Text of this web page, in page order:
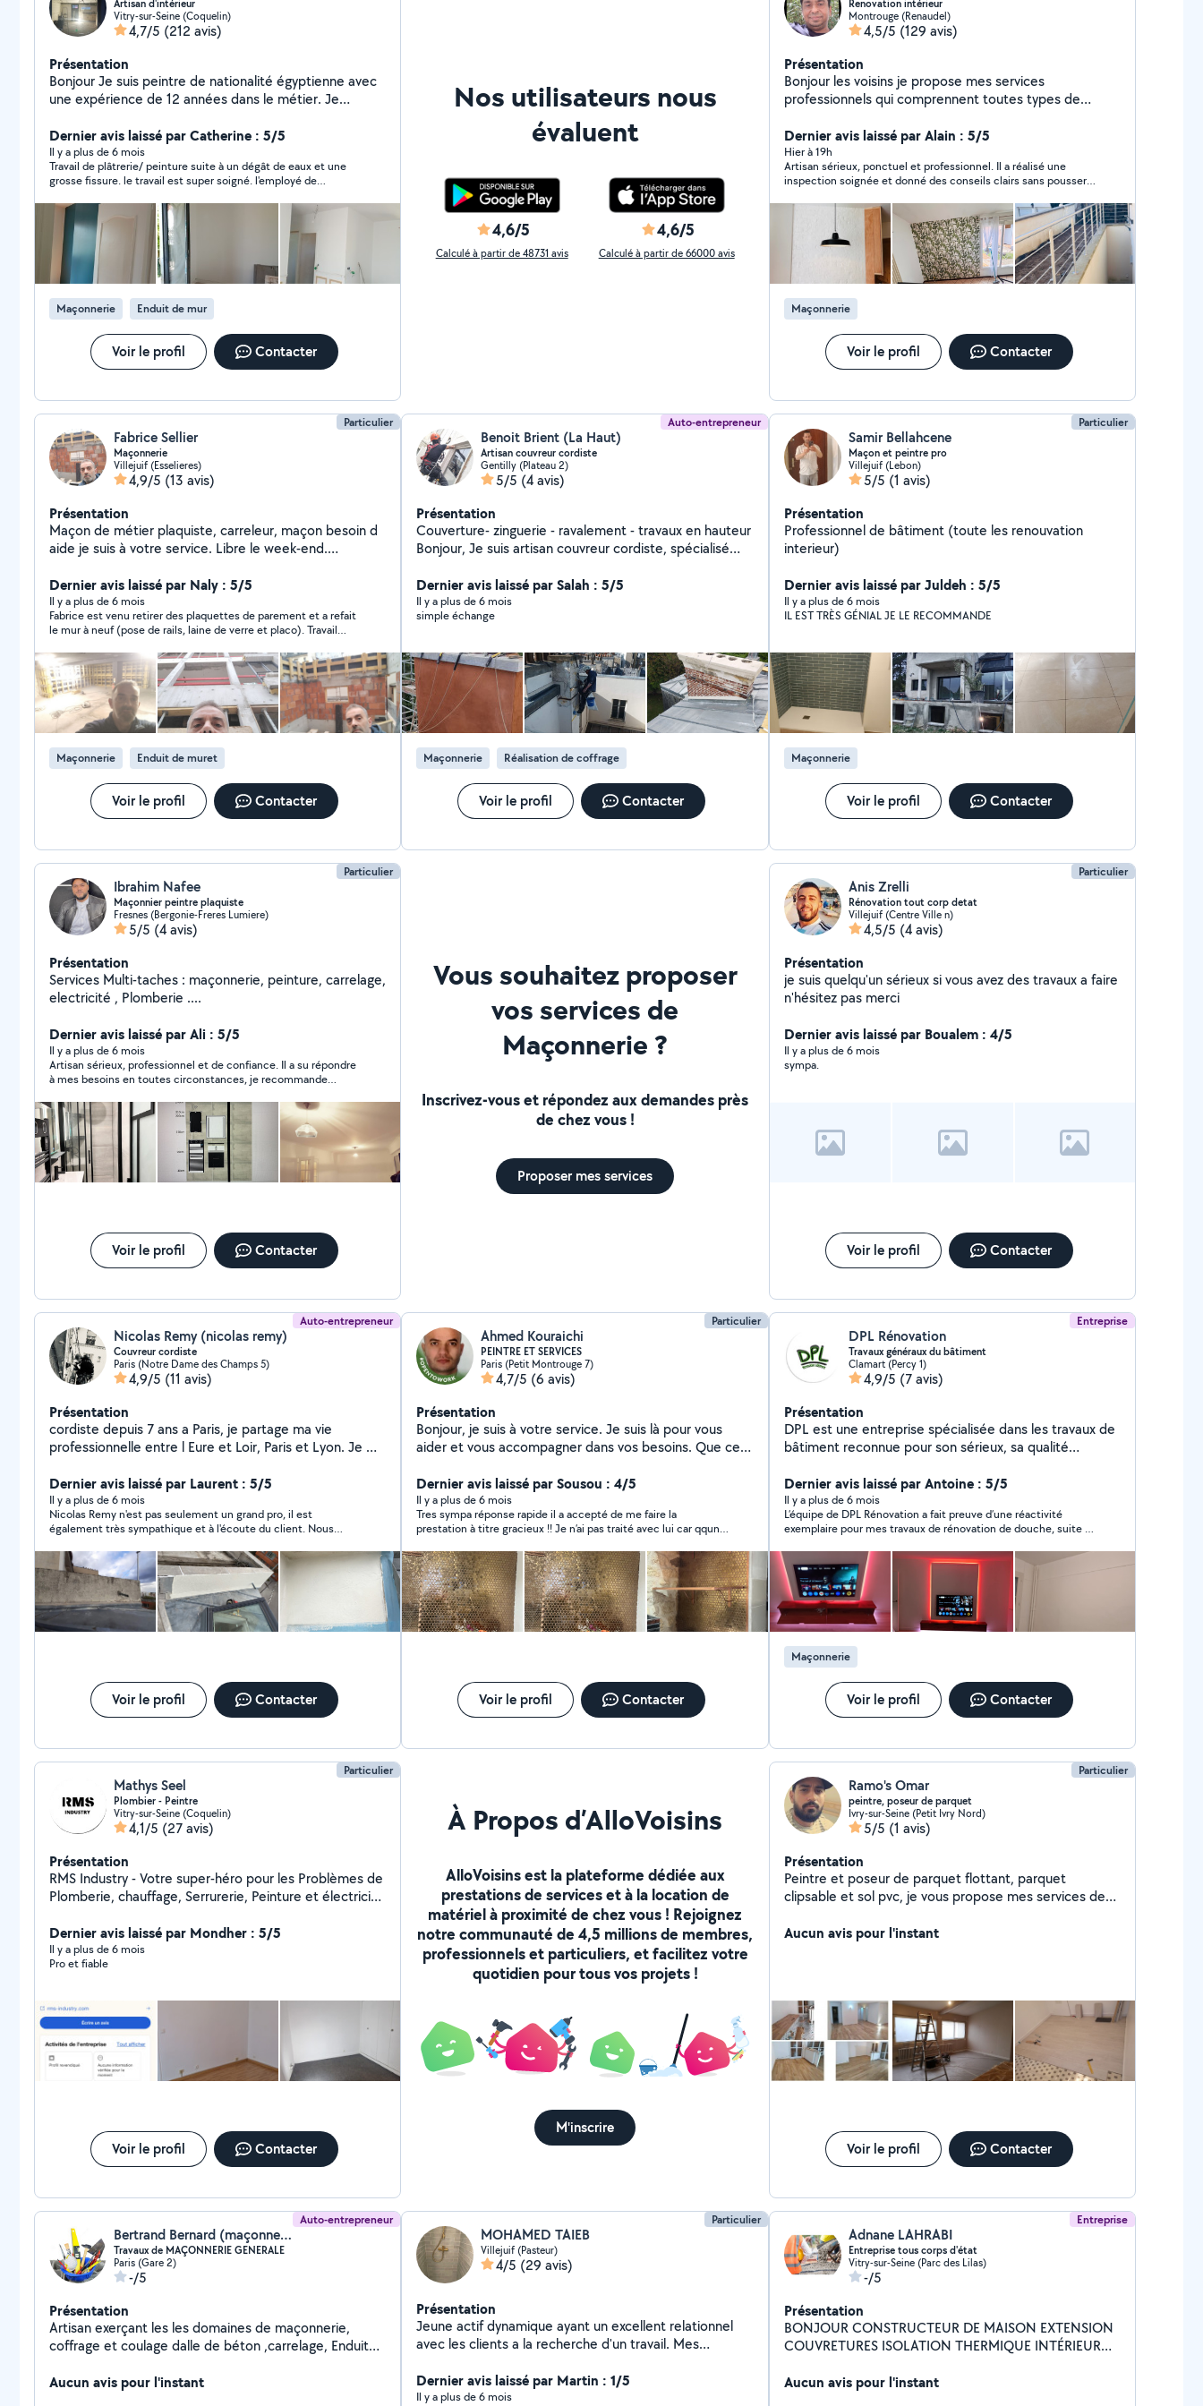
Artisan d'intérieur
Vitry-sur-Seine (Coquelin)
4,7/5 (212 avis)
Présentation
Bonjour Je suis peintre de nationalité égyptienne avec
une expérience de 12 années dans le métier. Je
acompte en début de chantier (paiement total à
reception du chantier. Si vous êtes intéressés, n'hesitez
pas pour tout renseignement comcordialement ap Bien
cordialement
Dernier avis laissé par Catherine : 5/5
Il y a plus de 6 mois
Travail de plâtrerie/ peinture suite à un dégât de eaux et une
grosse fissure. le travail est super soigné. l'employé de
Concernant le sol de la piece Mohamed a fait en sorte que je
sois satisfaite du travail Merci
Maçonnerie Enduit de mur
Voir le profil Contacter
Nos utilisateurs nous
évaluent
4,6/5
Calculé à partir de 48731 avis
4,6/5
Calculé à partir de 66000 avis
Renovation intérieur
Montrouge (Renaudel)
4,5/5 (129 avis)
Présentation
Bonjour les voisins je propose mes services
professionnels qui comprennent toutes types de
experience rest a votre disposition merci
Dernier avis laissé par Alain : 5/5
Hier à 19h
Artisan sérieux, ponctuel et professionnel. Il a réalisé une
inspection soignée et donné des conseils clairs sans pousser à
apprécié son calme, sa méthode et son sérieux Je le considère
comme un artisan fiable.
Maçonnerie
Voir le profil Contacter
Particulier
Fabrice Sellier
Maçonnerie
Villejuif (Esselieres)
4,9/5 (13 avis)
Présentation
Maçon de métier plaquiste, carreleur, maçon besoin d
aide je suis à votre service. Libre le week-end.
à toutes les demandes par la messagerie, donc
n'hésite surtout pas à me laisser un sms, un message
ou appelé)
Dernier avis laissé par Naly : 5/5
Il y a plus de 6 mois
Fabrice est venu retirer des plaquettes de parement et a refait
le mur à neuf (pose de rails, laine de verre et placo). Travail
Maçonnerie Enduit de muret
Voir le profil Contacter
Auto-entrepreneur
Benoit Brient (La Haut)
Artisan couvreur cordiste
Gentilly (Plateau 2)
5/5 (4 avis)
Présentation
Couverture- zinguerie - ravalement - travaux en hauteur
Bonjour, Je suis artisan couvreur cordiste, spécialisé
services ( assurance décennale couverture):
Nettoyage et Entretien de Toitures: - demoussage,
traitement hydrofuge, nettoyage complet - lavage de
mise en sécurité - Nettoyage, réparation, peinture,
finition Enduits traditionnels à la chaux ou ciment
Travaux de Couverture - Réparation de tuiles ou
ardoises, recherche de fuites - création velux - audit /
expertise de toitures Travaux d'Accès Difficile
(cordiste): - Interventions en hauteur, assurances
décennale couverture. Site web https://haut.la/
Dernier avis laissé par Salah : 5/5
Il y a plus de 6 mois
simple échange
Maçonnerie Réalisation de coffrage
Voir le profil Contacter
Particulier
Samir Bellahcene
Maçon et peintre pro
Villejuif (Lebon)
5/5 (1 avis)
Présentation
Professionnel de bâtiment (toute les renouvation
interieur)
Dernier avis laissé par Juldeh : 5/5
Il y a plus de 6 mois
IL EST TRÈS GÉNIAL JE LE RECOMMANDE
Maçonnerie
Voir le profil Contacter
Particulier
Ibrahim Nafee
Maçonnier peintre plaquiste
Fresnes (Bergonie-Freres Lumiere)
5/5 (4 avis)
Présentation
Services Multi-taches : maçonnerie, peinture, carrelage,
electricité , Plomberie ....
Dernier avis laissé par Ali : 5/5
Il y a plus de 6 mois
Artisan sérieux, professionnel et de confiance. Il a su répondre
à mes besoins en toutes circonstances, je recommande
Voir le profil Contacter
Vous souhaitez proposer
vos services de
Maçonnerie ?
Inscrivez-vous et répondez aux demandes près
de chez vous !
Proposer mes services
Particulier
Anis Zrelli
Rénovation tout corp detat
Villejuif (Centre Ville n)
4,5/5 (4 avis)
Présentation
je suis quelqu'un sérieux si vous avez des travaux a faire
n'hésitez pas merci
Dernier avis laissé par Boualem : 4/5
Il y a plus de 6 mois
sympa.
Voir le profil Contacter
Auto-entrepreneur
Nicolas Remy (nicolas remy)
Couvreur cordiste
Paris (Notre Dame des Champs 5)
4,9/5 (11 avis)
Présentation
cordiste depuis 7 ans a Paris, je partage ma vie
professionnelle entre l Eure et Loir, Paris et Lyon. Je me
couverture, mais aussi maçonnerie, eaux usées, pose
de filet de sécurité, anti pigeon. Je me déplace pour
étudier votre problématique avant devis et proposer
une solution adaptée a votre besoin. Inscrit a la
chambre des métiers de Lyon, assurance décénale ok.
Dernier avis laissé par Laurent : 5/5
Il y a plus de 6 mois
Nicolas Remy n'est pas seulement un grand pro, il est
également très sympathique et à l'écoute du client. Nous
à chaque fois, un chantier remis en état d'une manière
irréprochable. Je conseille ce cordiste ultra polyvalent comme
rarement.
Voir le profil Contacter
Particulier
Ahmed Kouraichi
PEINTRE ET SERVICES
Paris (Petit Montrouge 7)
4,7/5 (6 avis)
Présentation
Bonjour, je suis à votre service. Je suis là pour vous
aider et vous accompagner dans vos besoins. Que ce
problèmes, ou vous apporter un soutien, je suis là pour
vous.
Dernier avis laissé par Sousou : 4/5
Il y a plus de 6 mois
Tres sympa réponse rapide il a accepté de me faire la
prestation à titre gracieux !! Je n’ai pas traité avec lui car qqun
Voir le profil Contacter
Entreprise
DPL Rénovation
Travaux généraux du bâtiment
Clamart (Percy 1)
4,9/5 (7 avis)
Présentation
DPL est une entreprise spécialisée dans les travaux de
bâtiment reconnue pour son sérieux, sa qualité
accompagnons particuliers, professionnels et
collectivités dans leurs projets de construction,
rénovation, aménagement et démolition. Notre équipe
est composée d'artisans expérimentés et d'un
architecte professionnel, ce qui nous permet de
proposer des solutions sur mesure, adaptées aux
besoins les plus simples comme aux projets les plus
ambitieux. ️ Nos domaines d'expertise : Maçonnerie
générale Rénovation intérieure et extérieure Travaux
de peinture et revêtement Électricité et plomberie
Isolation thermique et acoustique Démolition partielle
Pose de cuisines (sur mesure, en kit) Menuiserie sur
mesure (placards, meubles, etc.) Pose de tous types
de parquet (stratifié, massif, etc.) Conception et
Accompagnement architectural personnalisé
Dernier avis laissé par Antoine : 5/5
Il y a plus de 6 mois
L’équipe de DPL Rénovation a fait preuve d’une réactivité
exemplaire pour mes travaux de rénovation de douche, suite à
dans le respect des délais, et le tout accompagné de conseils
avisés et d’une vraie sympathie. Je recommande vivement
leurs services et n’hésiterai pas à faire appel à eux de nouveau à
l’avenir!
Maçonnerie
Voir le profil Contacter
Particulier
Mathys Seel
Plombier - Peintre
Vitry-sur-Seine (Coquelin)
4,1/5 (27 avis)
Présentation
RMS Industry - Votre super-héro pour les Problèmes de
Plomberie, chauffage, Serrurerie, Peinture et électricité
nombreuses maisons de la noyade et de nombreuses
serrures de la détresses ! Vous cherchez un prix
abordable ? Je suis votre solution ! Chez RMS Industry,
Dernier avis laissé par Mondher : 5/5
Il y a plus de 6 mois
Pro et fiable
Voir le profil Contacter
À Propos d’AlloVoisins
AlloVoisins est la plateforme dédiée aux
prestations de services et à la location de
matériel à proximité de chez vous ! Rejoignez
notre communauté de 4,5 millions de membres,
professionnels et particuliers, et facilitez votre
quotidien pour tous vos projets !
M'inscrire
Particulier
Ramo's Omar
peintre, poseur de parquet
Ivry-sur-Seine (Petit Ivry Nord)
5/5 (1 avis)
Présentation
Peintre et poseur de parquet flottant, parquet
clipsable et sol pvc, je vous propose mes services de
Aucun avis pour l'instant
Voir le profil Contacter
Auto-entrepreneur
Bertrand Bernard (maçonnerie générale)
Travaux de MAÇONNERIE GENERALE
Paris (Gare 2)
-/5
Présentation
Artisan exerçant les les domaines de maçonnerie,
coffrage et coulage dalle de béton ,carrelage, Enduit
Aucun avis pour l'instant
Particulier
MOHAMED TAIEB
Villejuif (Pasteur)
4/5 (29 avis)
Présentation
Jeune actif dynamique ayant un excellent relationnel
avec les clients a la recherche d'un travail. Mes
du papier peint...) _ Maçon _Bricoleur . _Murs et sol (
pose carrelage...)
Dernier avis laissé par Martin : 1/5
Il y a plus de 6 mois
Entreprise
Adnane LAHRABI
Entreprise tous corps d'état
Vitry-sur-Seine (Parc des Lilas)
-/5
Présentation
BONJOUR CONSTRUCTEUR DE MAISON EXTENSION
COUVRETURES ISOLATION THERMIQUE INTÉRIEUR
Aucun avis pour l'instant